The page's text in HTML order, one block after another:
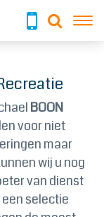
BOON
voor niet
maar
wij u nog
van dienst
selectie